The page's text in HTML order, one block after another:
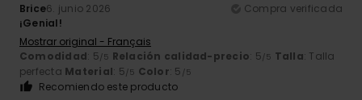
Brice6. junio 2026
Compra verificada
¡Genial!
Mostrar original - Français
Comodidad: 5/5 Relación calidad-precio: 5/5 Talla: Talla
perfecta Material: 5/5 Color: 5 /5
Recomiendo este producto